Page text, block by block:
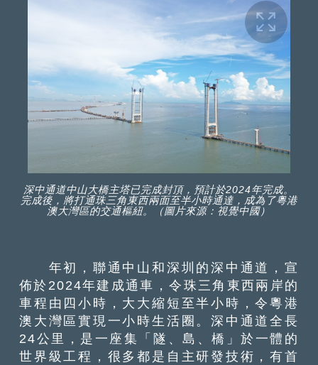
深中通道中山大橋主塔已完成封頂，預計於2024年完成。
完成後，將打通珠三角東西兩面至半小時通達，成為了粵港
澳大灣區的交通樞紐。（圖片來源：視覺中國）
年初，聯通中山和深圳的深中通道，宣
佈於2024年建成通車，令珠三角東西兩岸的
車程由四小時，大大縮短至半小時，令粵港
澳大灣區實現一小時生活圈。深中通道全長
24公里，是一座集「隧、島、橋」於一體的
世界級工程，很多都是自主研發技術，有首